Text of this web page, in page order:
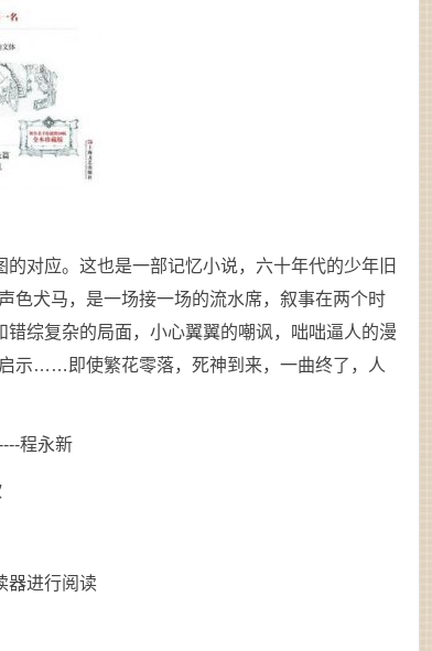
对应。这也是一部记忆小说，六十年代的少年旧
色犬马，是一场接一场的流水席，叙事在两个时
错综复杂的局面，小心翼翼的嘲讽，咄咄逼人的漫
示……即使繁花零落，死神到来，一曲终了，人
程永新
器进行阅读